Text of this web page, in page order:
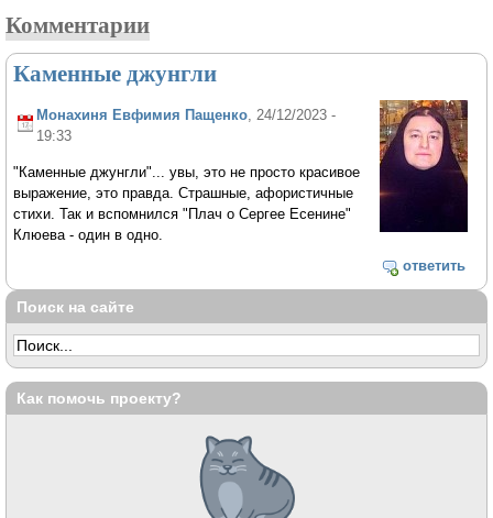
Комментарии
Каменные джунгли
Монахиня Евфимия Пащенко , 24/12/2023 -
19:33
"Каменные джунгли"... увы, это не просто красивое
выражение, это правда. Страшные, афористичные
стихи. Так и вспомнился "Плач о Сергее Есенине"
Клюева - один в одно.
ответить
Поиск на сайте
Как помочь проекту?